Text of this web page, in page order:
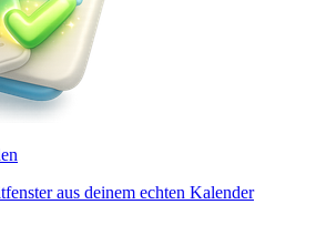
aus deinem echten Kalender